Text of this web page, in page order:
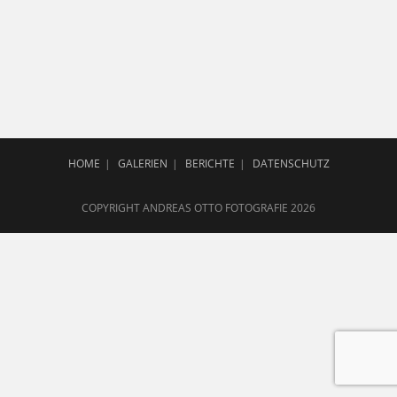
HOME GALERIEN BERICHTE DATENSCHUTZ
COPYRIGHT ANDREAS OTTO FOTOGRAFIE 2026